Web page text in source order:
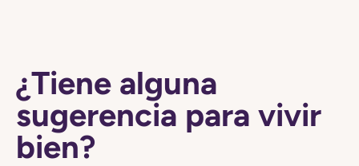
¿Tiene alguna
sugerencia para vivir
bien?